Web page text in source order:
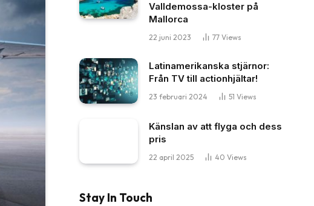
Valldemossa-kloster på
Mallorca
22 juni 2023 77 Views
Latinamerikanska stjärnor:
Från TV till actionhjältar!
23 februari 2024 51 Views
Känslan av att flyga och dess
pris
22 april 2025 40 Views
Stay In Touch